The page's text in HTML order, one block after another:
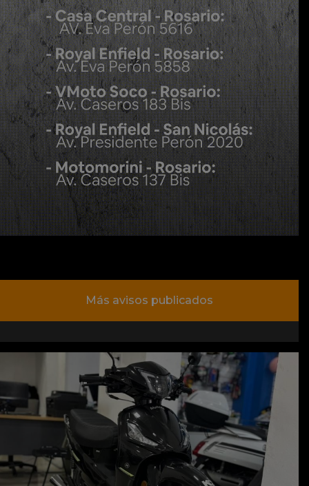
Más avisos publicados